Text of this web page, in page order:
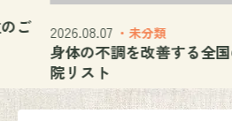
ご 2026.08.07 ・未分類
身体の不調を改善する全
院リスト